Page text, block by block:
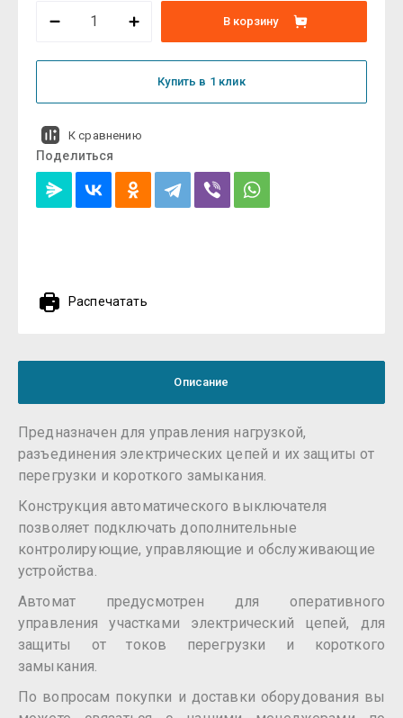
В корзину
Купить в 1 клик
К сравнению
Поделиться
Распечатать
Описание
Предназначен для управления нагрузкой,
разъединения электрических цепей и их защиты от
перегрузки и короткого замыкания.
Конструкция автоматического выключателя
позволяет подключать дополнительные
контролирующие, управляющие и обслуживающие
устройства.
Автомат предусмотрен для оперативного
управления участками электрический цепей, для
защиты от токов перегрузки и короткого
замыкания.
По вопросам покупки и доставки оборудования вы